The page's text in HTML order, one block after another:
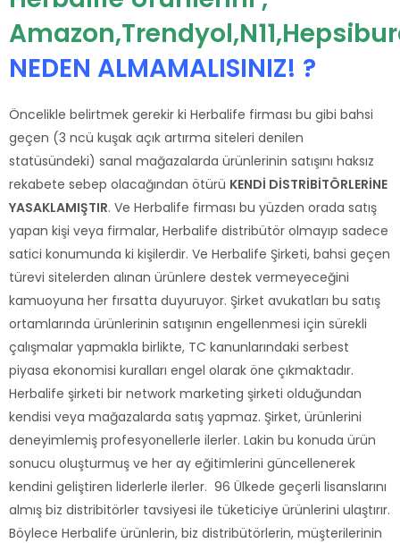
NEDEN ALMAMALISINIZ! ?
Öncelikle belirtmek gerekir ki Herbalife firması bu gibi bahsi
geçen (3 ncü kuşak açık artırma siteleri denilen
statüsündeki) sanal mağazalarda ürünlerinin satışını haksız
rekabete sebep olacağından ötürü KENDİ DİSTRİBİTÖRLERİNE
YASAKLAMIŞTIR. Ve Herbalife firması bu yüzden orada satış
yapan kişi veya firmalar, Herbalife distribütör olmayıp sadece
satici konumunda ki kişilerdir. Ve Herbalife Şirketi, bahsi geçen
türevi sitelerden alınan ürünlere destek vermeyeceğini
kamuoyuna her fırsatta duyuruyor. Şirket avukatları bu satış
ortamlarında ürünlerinin satışının engellenmesi için sürekli
çalışmalar yapmakla birlikte, TC kanunlarındaki serbest
piyasa ekonomisi kuralları engel olarak öne çıkmaktadır.
Herbalife şirketi bir network marketing şirketi olduğundan
kendisi veya mağazalarda satış yapmaz. Şirket, ürünlerini
deneyimlemiş profesyonellerle ilerler. Lakin bu konuda ürün
sonucu oluşturmuş ve her ay eğitimlerini güncellenerek
kendini geliştiren liderlerle ilerler. 96 Ülkede geçerli lisanslarını
almış biz distribitörler tavsiyesi ile tüketiciye ürünlerini ulaştırır.
Böylece Herbalife ürünlerin, biz distribütörlerin, müşterilerinin